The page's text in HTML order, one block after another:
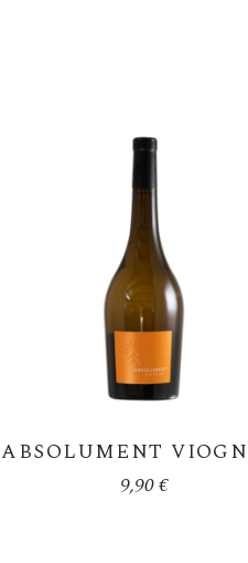
ABSOLUMENT
9,90€